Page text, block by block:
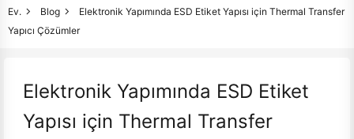
Ev. Blog
Elektronik Yapımında ESD Etiket Yapısı için Thermal Transfer
Yapıcı Çözümler
Elektronik Yapımında ESD Etiket
Yapısı için Thermal Transfer